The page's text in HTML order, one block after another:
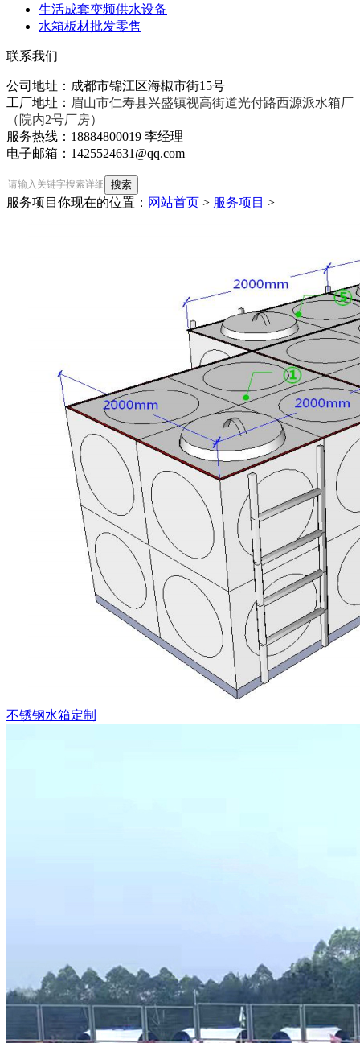
生活成套变频供水设备
水箱板材批发零售
联系我们
公司地址：成都市锦江区海椒市街15号
工厂地址： 眉山市仁寿县兴盛镇视高街道光付路西源派水箱厂
（院内2号厂房）
服务热线：18884800019 李经理
电子邮箱：1425524631@qq.com
服务项目 你现在的位置： 网站首页 > 服务项目 >
不锈钢水箱定制